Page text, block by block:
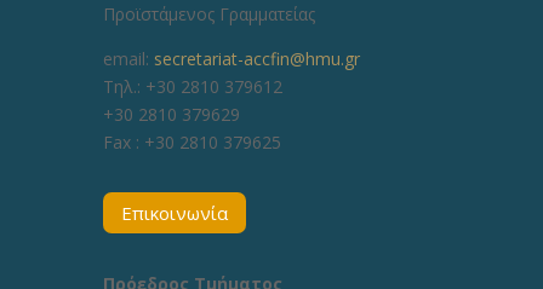
Προϊστάμενος Γραμματείας
email: secretariat-accfin@hmu.gr
Τηλ.: +30 2810 379612
+30 2810 379629
Fax : +30 2810 379625
Επικοινωνία
Πρόεδρος Τμήματος